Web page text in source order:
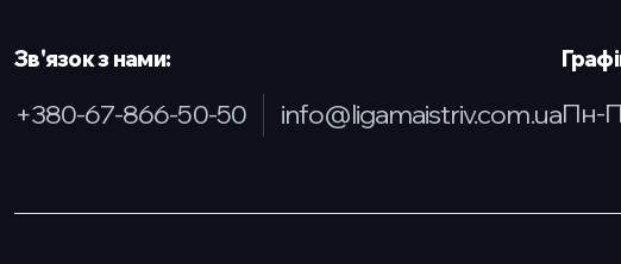
Зв'язок з нами:
+380-67-866-50-50 info@ligamaistriv.com.uaПн-